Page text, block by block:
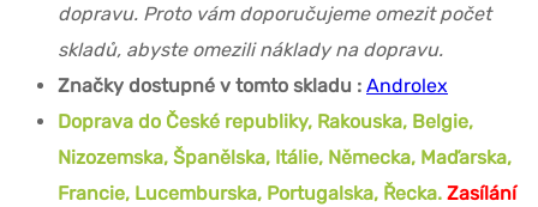
dopravu. Proto vám doporučujeme omezit počet
skladů, abyste omezili náklady na dopravu.
Značky dostupné v tomto skladu : Androlex
Doprava do České republiky, Rakouska, Belgie,
Nizozemska, Španělska, Itálie, Německa, Maďarska,
Francie, Lucemburska, Portugalska, Řecka. Zasílání